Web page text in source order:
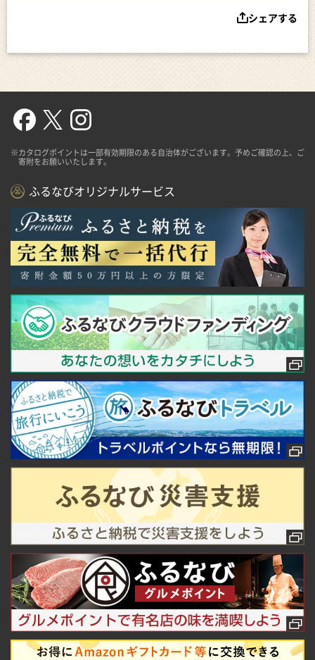
シェアする
※カタログポイントは一部有効期限のある自治体がございます。予めご確認の上、ご
寄附をお願いいたします。
ふるなびオリジナルサービス